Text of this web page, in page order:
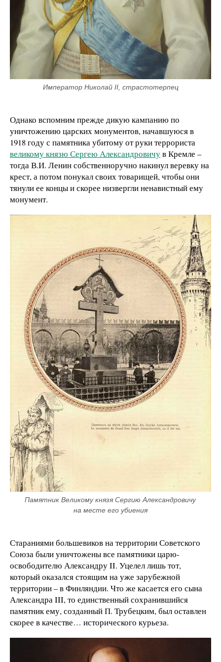
Император Николай II, страстотерпец
Однако вспомним прежде дикую кампанию по
уничтожению царских монументов, начавшуюся в
1918 году с памятника убитому от руки террориста
великому князю Сергею Александровичув Кремле –
тогда В.И. Ленин собственноручно накинул веревку на
крест, а потом понукал своих товарищей, чтобы они
тянули ее концы и скорее низвергли ненавистный ему
монумент.
Памятник Великому князя Сергию Александровичу
на месте его убиения
Стараниями большевиков на территории Советского
Союза были уничтожены все памятники царю-
освободителю Александру ΙΙ. Уцелел лишь тот,
который оказался стоящим на уже зарубежной
территории – в Финляндии. Что же касается его сына
Александра ΙΙΙ, то единственный сохранившийся
памятник ему, созданный П. Трубецким, был оставлен
скорее в качестве… исторического курьеза.